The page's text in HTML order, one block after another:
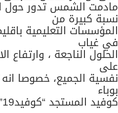
مادمت الشمس تدور حول
نسبة كبيرة من
المؤسسات التعليمية
في غياب
الحلول الناجعة ، وارتفاع
على
نفسية الجميع، خصوصا
بوباء
كوفيد المستجد “كوفيد19” بإقليم اليوسفية.